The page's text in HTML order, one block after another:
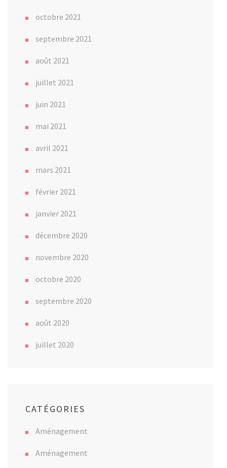
octobre 2021
septembre 2021
août 2021
juillet 2021
juin 2021
mai 2021
avril 2021
mars 2021
février 2021
janvier 2021
décembre 2020
novembre 2020
octobre 2020
septembre 2020
août 2020
juillet 2020
CATÉGORIES
Aménagement
Aménagement